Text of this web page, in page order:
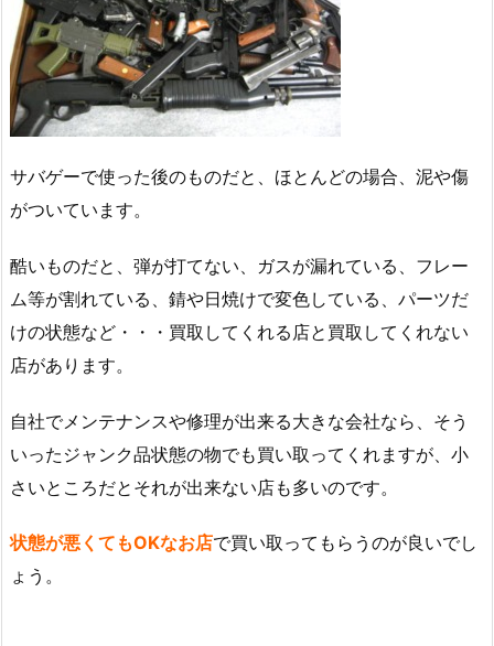
サバゲーで使った後のものだと、ほとんどの場合、泥や傷
がついています。
酷いものだと、弾が打てない、ガスが漏れている、フレー
ム等が割れている、錆や日焼けで変色している、パーツだ
けの状態など・・・買取してくれる店と買取してくれない
店があります。
自社でメンテナンスや修理が出来る大きな会社なら、そう
いったジャンク品状態の物でも買い取ってくれますが、小
さいところだとそれが出来ない店も多いのです。
状態が悪くてもOKなお店で買い取ってもらうのが良いでし
ょう。